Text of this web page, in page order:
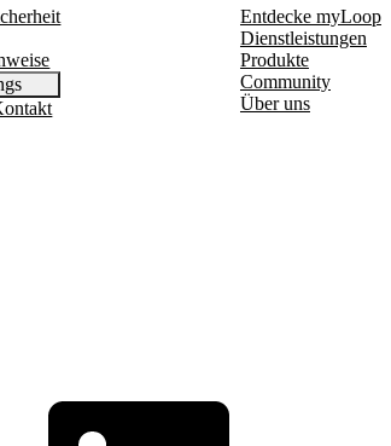
Entdecke myLoop
Dienstleistungen
Produkte
Community
Über uns